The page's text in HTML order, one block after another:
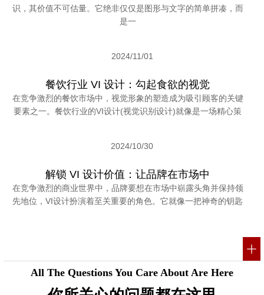
识，其价值不可估量。它绝非仅仅是图形与文字的简单拼凑，而
是一
2024/11/01
餐饮行业 VI 设计：勾起食欲的视觉
在竞争激烈的餐饮市场中，视觉形象的塑造成为吸引顾客的关键
要素之一。餐饮行业的VI设计(视觉识别设计)就像是一场精心策
2024/10/30
解锁 VI 设计价值：让品牌在市场中
在竞争激烈的商业世界中，品牌要想在市场中崭露头角并保持领
先地位，VI设计扮演着至关重要的角色。它就像一把神奇的钥匙
All The Questions You Care About Are Here